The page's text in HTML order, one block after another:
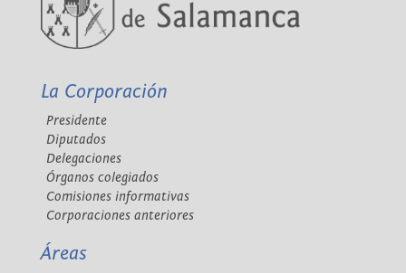
La Corporación
Presidente
Diputados
Delegaciones
Órganos colegiados
Comisiones informativas
Corporaciones anteriores
Áreas